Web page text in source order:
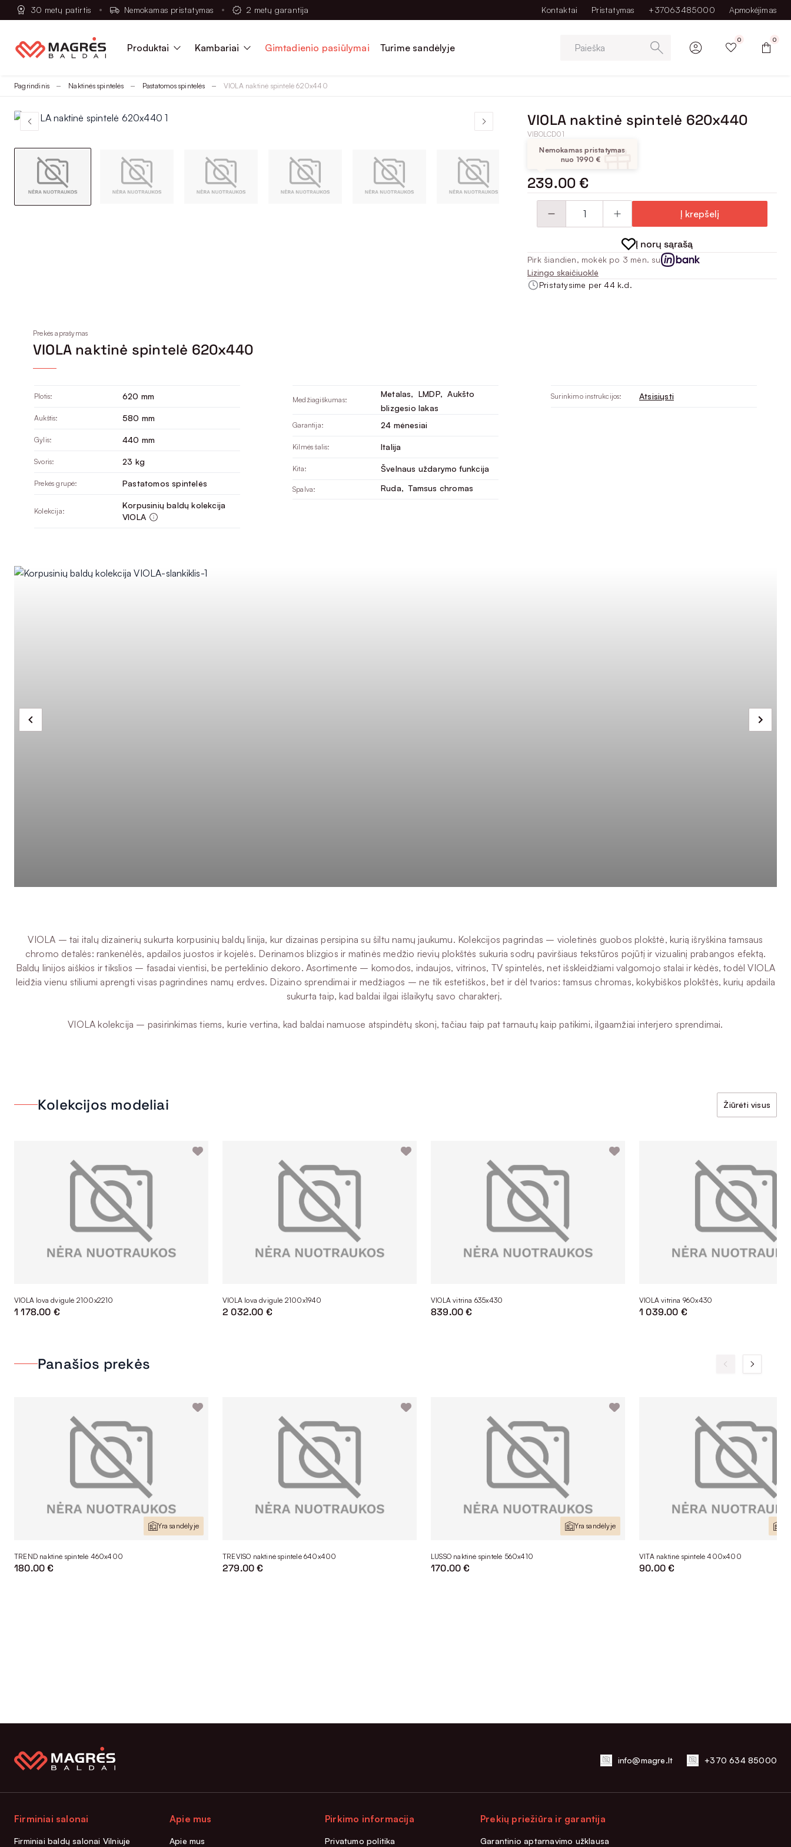
30 metų patirtis Nemokamas pristatymas 2 metų garantija Kontaktai Pristatymas +37063485000 Apmokėjimas
Produktai Kambariai Gimtadienio pasiūlymai Turime sandėlyje Paieška
0 0
Pagrindinis Naktinės spintelės Pastatomos spintelės VIOLA naktinė spintelė 620x440
VIOLA naktinė spintelė 620x440
VIBOLCD01
Nemokamas pristatymas
nuo 1990 €
239.00 €
Į krepšelį
Į norų sąrašą
Pirk šiandien, mokėk po 3 mėn. su
Lizingo skaičiuoklė
Pristatysime per 44 k.d.
Prekės aprašymas
VIOLA naktinė spintelė 620x440
Plotis: 620 mm
Aukštis: 580 mm
Gylis: 440 mm
Svoris: 23 kg
Prekės grupė: Pastatomos spintelės
Kolekcija:
Korpusinių baldų kolekcija
VIOLA
Medžiagiškumas:
Metalas, LMDP, Aukšto
blizgesio lakas
Garantija: 24 mėnesiai
Kilmės šalis: Italija
Kita: Švelnaus uždarymo funkcija
Spalva: Ruda, Tamsus chromas
Surinkimo instrukcijos: Atsisiųsti
VIOLA – tai italų dizainerių sukurta korpusinių baldų linija, kur dizainas persipina su šiltu namų jaukumu. Kolekcijos pagrindas – violetinės guobos plokštė, kurią išryškina tamsaus
chromo detalės: rankenėlės, apdailos juostos ir kojelės. Derinamos blizgios ir matinės medžio rievių plokštės sukuria sodrų paviršiaus tekstūros pojūtį ir vizualinį prabangos efektą.
Baldų linijos aiškios ir tikslios – fasadai vientisi, be perteklinio dekoro. Asortimente – komodos, indaujos, vitrinos, TV spintelės, net išskleidžiami valgomojo stalai ir kėdės, todėl VIOLA
leidžia vienu stiliumi aprengti visas pagrindines namų erdves. Dizaino sprendimai ir medžiagos – ne tik estetiškos, bet ir dėl tvarios: tamsus chromas, kokybiškos plokštės, kurių apdaila
sukurta taip, kad baldai ilgai išlaikytų savo charakterį.
VIOLA kolekcija – pasirinkimas tiems, kurie vertina, kad baldai namuose atspindėtų skonį, tačiau taip pat tarnautų kaip patikimi, ilgaamžiai interjero sprendimai.
Kolekcijos modeliai Žiūrėti visus
VIOLA lova dvigulė 2100x2210
1 178.00 €
VIOLA lova dvigulė 2100x1940
2 032.00 €
VIOLA vitrina 635x430
839.00 €
VIOLA vitrina 960x430
1 039.00 €
Panašios prekės
Yra sandėlyje
TREND naktinė spintelė 460x400
180.00 €
TREVISO naktinė spintelė 640x400
279.00 €
Yra sandėlyje
LUSSO naktinė spintelė 560x410
170.00 €
VITA naktinė spintelė 400x400
90.00 €
info@magre.lt +370 634 85000
Firminiai salonai
Firminiai baldų salonai Vilniuje
Apie mus
Apie mus
Pirkimo informacija
Privatumo politika
Prekių priežiūra ir garantija
Garantinio aptarnavimo užklausa